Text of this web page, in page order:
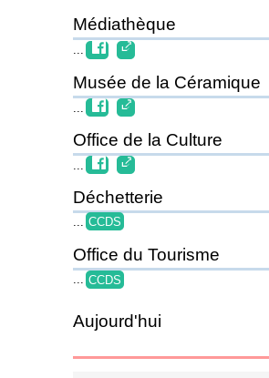
Médiathèque
...
Musée de la Céramique
Office de la Culture
Déchetterie
CCDS
Office du Tourisme
... CCDS
Aujourd'hui